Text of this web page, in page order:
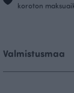
koroton
Valmistusmaa